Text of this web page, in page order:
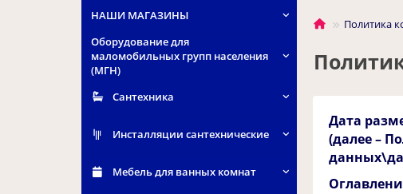
НАШИ МАГАЗИНЫ
Оборудование для
маломобильных групп населения
(МГН)
Сантехника
Инсталляции cантехнические
Мебель для ванных комнат
Политика
Дата
(далее –